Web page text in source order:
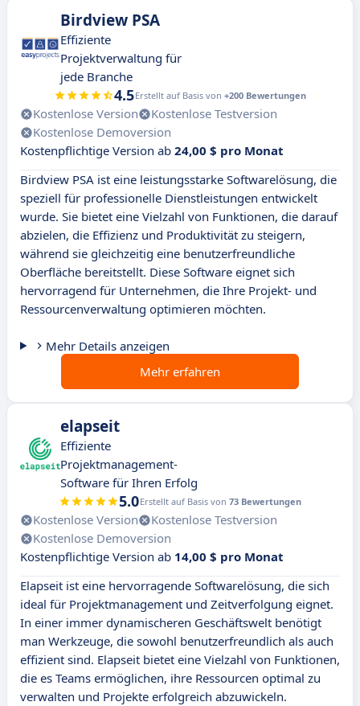
Birdview PSA
Effiziente
Projektverwaltung für
jede Branche
4.5Erstellt auf Basis von +200 Bewertungen
Kostenlose Version
Kostenlose Testversion
Kostenlose Demoversion
Kostenpflichtige Version ab 24,00 $ pro Monat
Birdview PSA ist eine leistungsstarke Softwarelösung, die
speziell für professionelle Dienstleistungen entwickelt
wurde. Sie bietet eine Vielzahl von Funktionen, die darauf
abzielen, die Effizienz und Produktivität zu steigern,
während sie gleichzeitig eine benutzerfreundliche
Oberfläche bereitstellt. Diese Software eignet sich
hervorragend für Unternehmen, die Ihre Projekt- und
Ressourcenverwaltung optimieren möchten.
Mehr Details anzeigen
Mehr erfahren
elapseit
Effiziente
Projektmanagement-
Software für Ihren Erfolg
5.0Erstellt auf Basis von 73 Bewertungen
Kostenlose Version
Kostenlose Testversion
Kostenlose Demoversion
Kostenpflichtige Version ab 14,00 $ pro Monat
Elapseit ist eine hervorragende Softwarelösung, die sich
ideal für Projektmanagement und Zeitverfolgung eignet.
In einer immer dynamischeren Geschäftswelt benötigt
man Werkzeuge, die sowohl benutzerfreundlich als auch
effizient sind. Elapseit bietet eine Vielzahl von Funktionen,
die es Teams ermöglichen, ihre Ressourcen optimal zu
verwalten und Projekte erfolgreich abzuwickeln.